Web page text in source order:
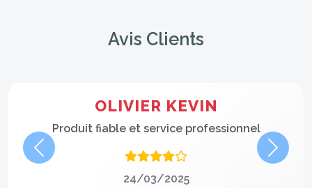
Avis Clients
OLIVIER KEVIN
Produit fiable et service professionnel
24/03/2025
Précédent